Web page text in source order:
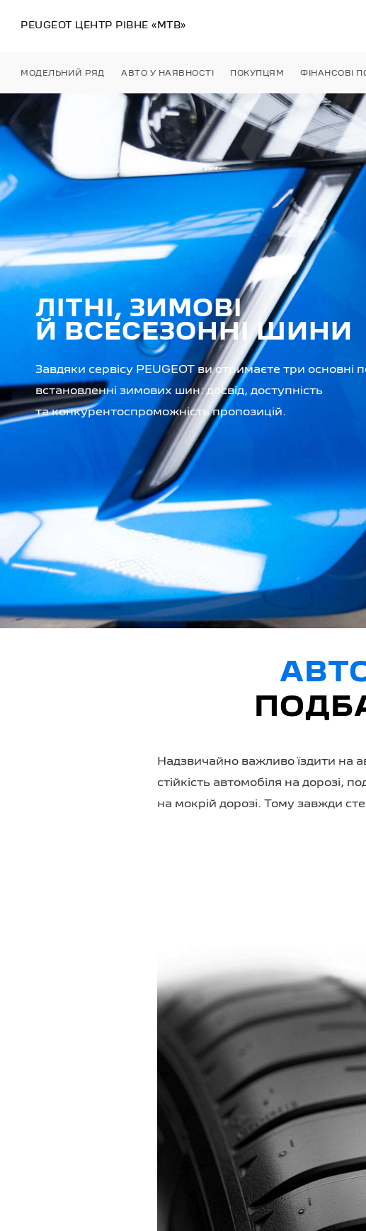
PEUGEOT ЦЕНТР РІВНЕ «МТВ»
МОДЕЛЬНИЙ РЯД АВТО У НАЯВНОСТІ ПОКУПЦЯМ ФІНАНСОВІ
ЛІТНІ, ЗИМОВІ
Й ВСЕСЕЗОННІ ШИНИ
Завдяки сервісу PEUGEOT ви отримаєте три основні
встановленні зимових шин: досвід, доступність
та конкурентоспроможність пропозицій.
Надзвичайно важливо їздити на
стійкість автомобіля на
на мокрій дорозі. Тому завжди